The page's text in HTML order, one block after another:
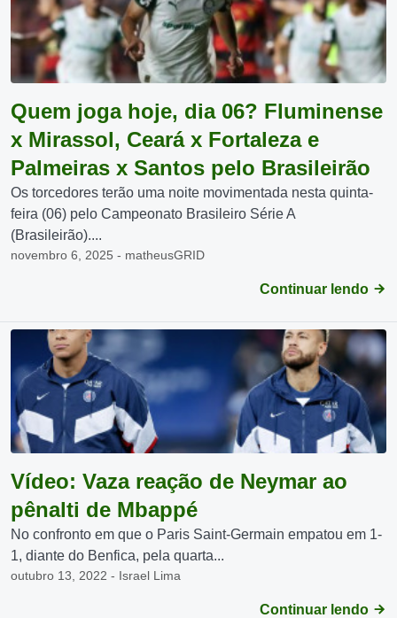
Quem joga hoje, dia 06? Fluminense
x Mirassol, Ceará x Fortaleza e
Palmeiras x Santos pelo Brasileirão
Os torcedores terão uma noite movimentada nesta quinta-
feira (06) pelo Campeonato Brasileiro Série A
(Brasileirão)....
novembro 6, 2025 - matheusGRID
Continuar lendo
Vídeo: Vaza reação de Neymar ao
pênalti de Mbappé
No confronto em que o Paris Saint-Germain empatou em 1-
1, diante do Benfica, pela quarta...
outubro 13, 2022 - Israel Lima
Continuar lendo